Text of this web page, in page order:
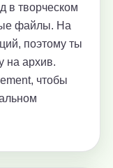
в творческом
файлы. На
поэтому ты
на архив.
чтобы